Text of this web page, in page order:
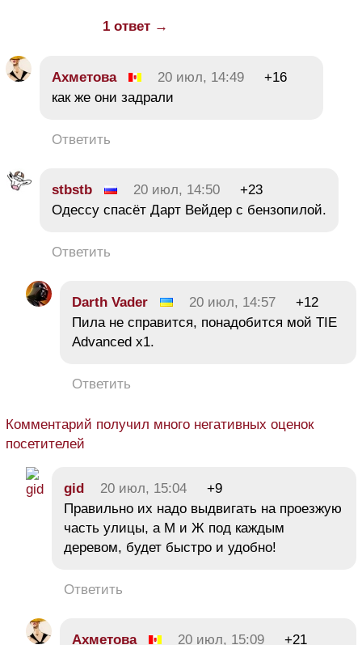
1 ответ →
Ахметова 20 июл, 14:49
+16
как же они задрали
Ответить
stbstb 20 июл, 14:50
+23
Одессу спасёт Дарт Вейдер с бензопилой.
Ответить
Darth Vader 20 июл, 14:57
+12
Пила не справится, понадобится мой TIE
Advanced x1.
Ответить
Комментарий получил много негативных оценок
посетителей
gid 20 июл, 15:04
+9
Правильно их надо выдвигать на проезжую
часть улицы, а М и Ж под каждым
деревом, будет быстро и удобно!
Ответить
Ахметова 20 июл, 15:09 +21